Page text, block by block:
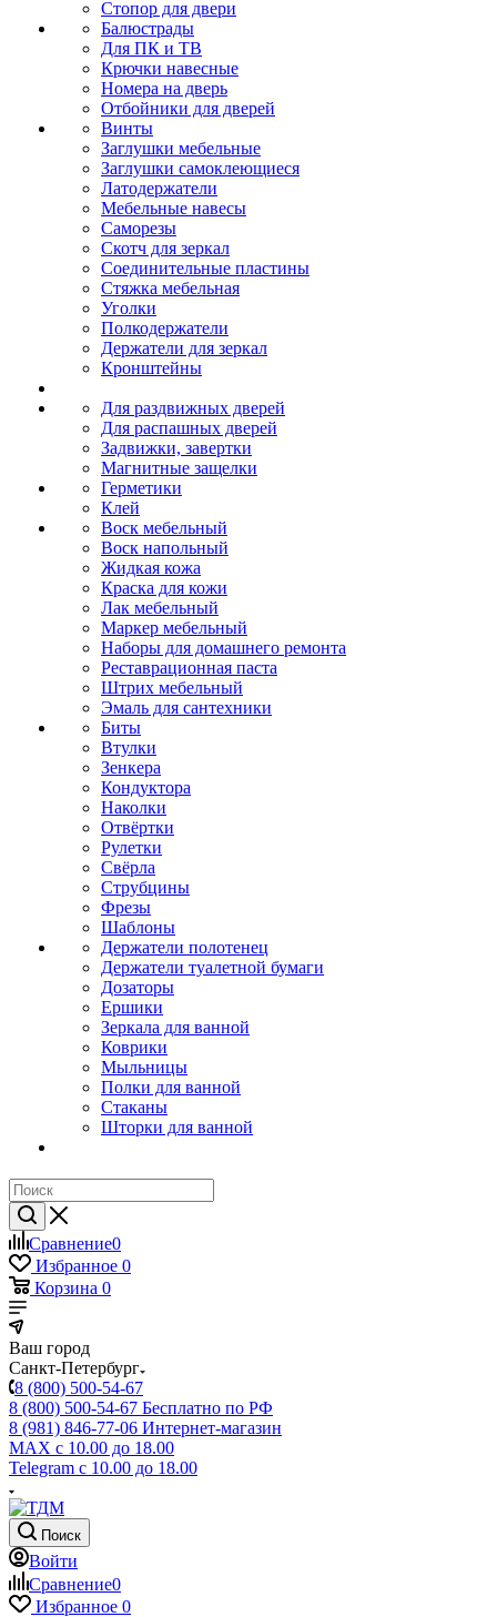
Стопор для двери
Балюстрады
Для ПК и ТВ
Крючки навесные
Номера на дверь
Отбойники для дверей
Винты
Заглушки мебельные
Заглушки самоклеющиеся
Латодержатели
Мебельные навесы
Саморезы
Скотч для зеркал
Соединительные пластины
Стяжка мебельная
Уголки
Полкодержатели
Держатели для зеркал
Кронштейны
Для раздвижных дверей
Для распашных дверей
Задвижки, завертки
Магнитные защелки
Герметики
Клей
Воск мебельный
Воск напольный
Жидкая кожа
Краска для кожи
Лак мебельный
Маркер мебельный
Наборы для домашнего ремонта
Реставрационная паста
Штрих мебельный
Эмаль для сантехники
Биты
Втулки
Зенкера
Кондуктора
Наколки
Отвёртки
Рулетки
Свёрла
Струбцины
Фрезы
Шаблоны
Держатели полотенец
Держатели туалетной бумаги
Дозаторы
Ершики
Зеркала для ванной
Коврики
Мыльницы
Полки для ванной
Стаканы
Шторки для ванной
Сравнение0
Избранное 0
Корзина 0
Ваш город
Санкт-Петербург
8 (800) 500-54-67
8 (800) 500-54-67 Бесплатно по РФ
8 (981) 846-77-06 Интернет-магазин
MAX с 10.00 до 18.00
Telegram с 10.00 до 18.00
Поиск
Войти
Сравнение0
Избранное 0